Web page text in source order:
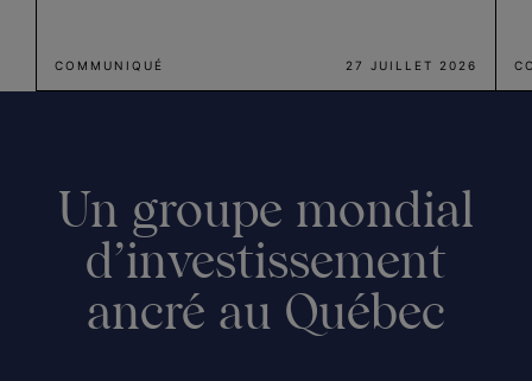
COMMUNIQUÉ 27 JUILLET 2026
Un groupe mondial
d’investissement
ancré au Québec